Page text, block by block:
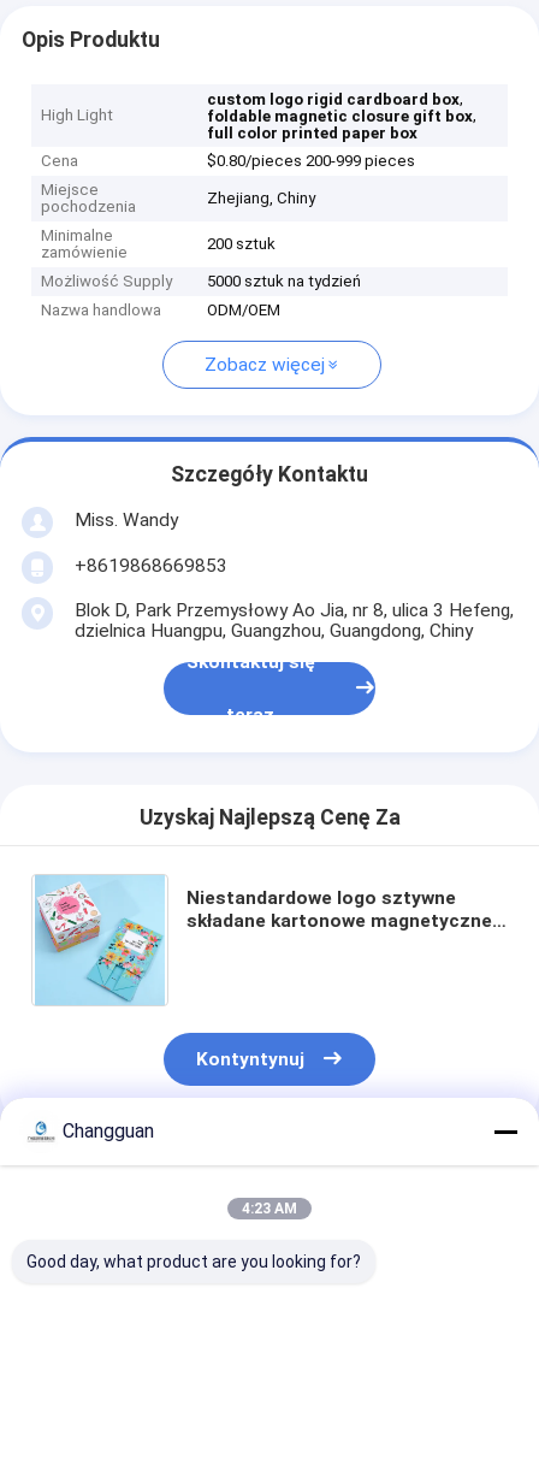
Opis Produktu
High Light
custom logo rigid cardboard box,
foldable magnetic closure gift box,
full color printed paper box
Cena
$0.80/pieces 200-999 pieces
Miejsce
pochodzenia
Zhejiang, Chiny
Minimalne
zamówienie
200 sztuk
Możliwość Supply
5000 sztuk na tydzień
Nazwa handlowa
ODM/OEM
Zobacz więcej
Szczegóły Kontaktu
Miss. Wandy
+8619868669853
Blok D, Park Przemysłowy Ao Jia, nr 8, ulica 3 Hefeng,
dzielnica Huangpu, Guangzhou, Guangdong, Chiny
Skontaktuj się
teraz
Uzyskaj Najlepszą Cenę Za
Niestandardowe logo sztywne
składane kartonowe magnetyczne
Kontyntynuj
Polecane Produkty
Changguan
4:23 AM
Good day, what product are you looking for?